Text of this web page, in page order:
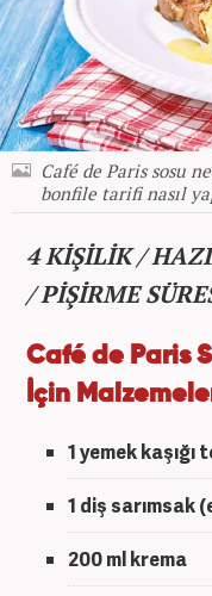
Café de Paris sosu
bonfile tarifi nasıl
4 KİŞİLİK /
/ PİŞİRME
Café de Paris
İçin
1 yemek kaşığı
1 diş sarımsak
200 ml krema